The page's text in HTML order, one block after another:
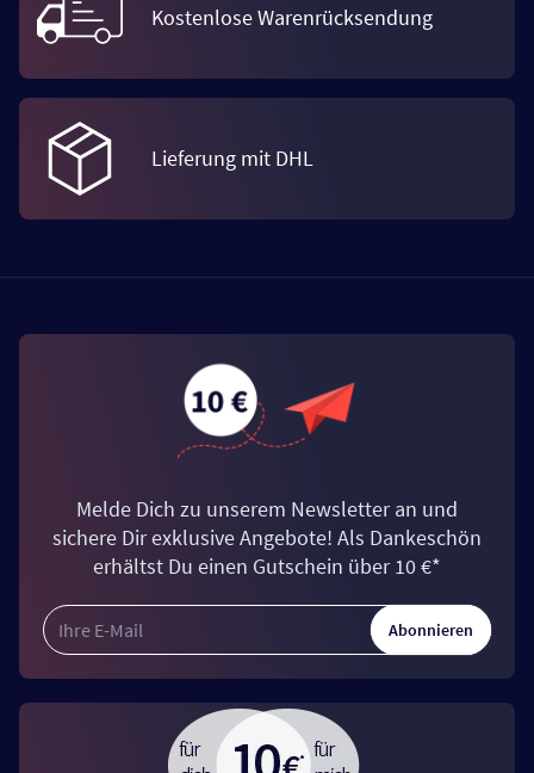
Kostenlose Warenrücksendung
Lieferung mit DHL
Melde Dich zu unserem Newsletter an und
sichere Dir exklusive Angebote! Als Dankeschön
erhältst Du einen Gutschein über 10 €*
Abonnieren